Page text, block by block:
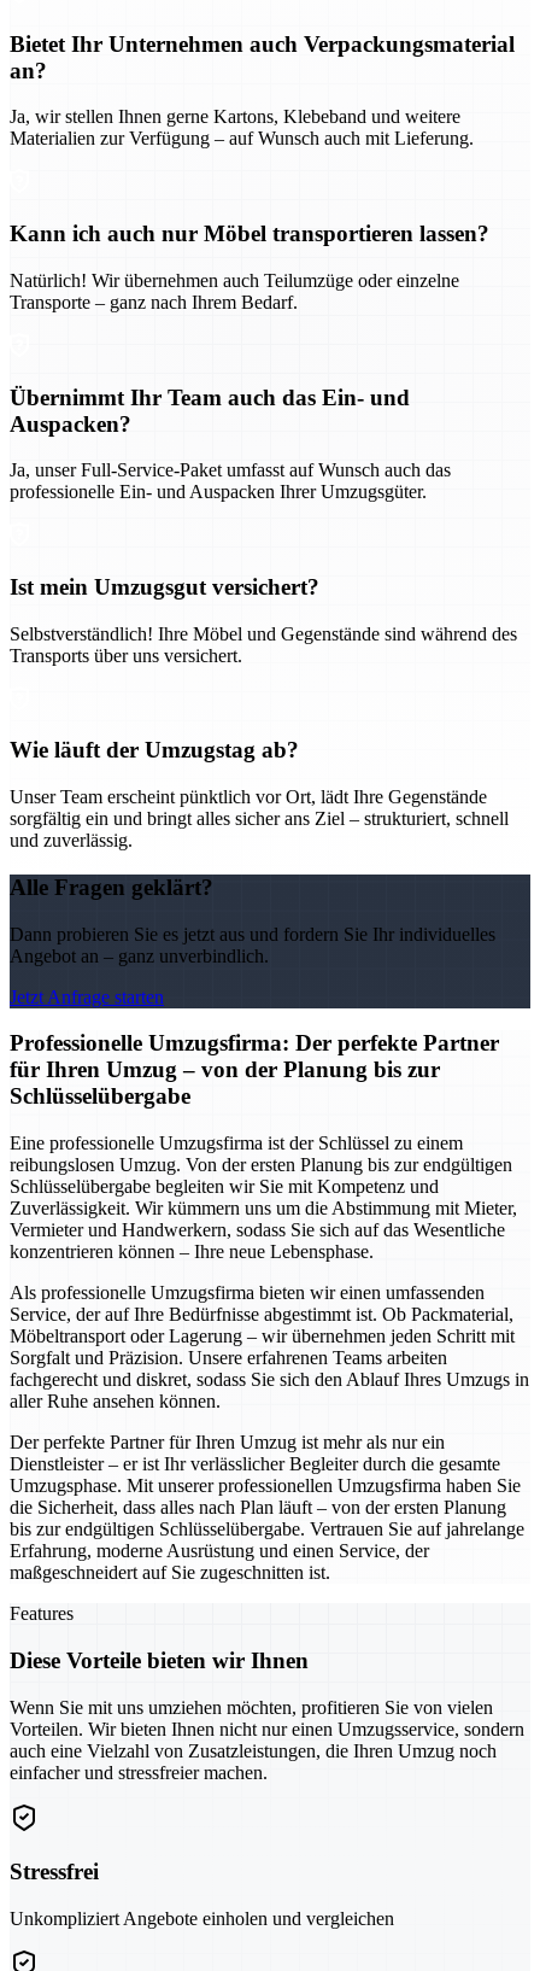
Bietet Ihr Unternehmen auch Verpackungsmaterial
an?
Ja, wir stellen Ihnen gerne Kartons, Klebeband und weitere
Materialien zur Verfügung – auf Wunsch auch mit Lieferung.
Kann ich auch nur Möbel transportieren lassen?
Natürlich! Wir übernehmen auch Teilumzüge oder einzelne
Transporte – ganz nach Ihrem Bedarf.
Übernimmt Ihr Team auch das Ein- und
Auspacken?
Ja, unser Full-Service-Paket umfasst auf Wunsch auch das
professionelle Ein- und Auspacken Ihrer Umzugsgüter.
Ist mein Umzugsgut versichert?
Selbstverständlich! Ihre Möbel und Gegenstände sind während des
Transports über uns versichert.
Wie läuft der Umzugstag ab?
Unser Team erscheint pünktlich vor Ort, lädt Ihre Gegenstände
sorgfältig ein und bringt alles sicher ans Ziel – strukturiert, schnell
und zuverlässig.
Alle Fragen geklärt?
Dann probieren Sie es jetzt aus und fordern Sie Ihr individuelles
Angebot an – ganz unverbindlich.
Jetzt Anfrage starten
Professionelle Umzugsfirma: Der perfekte Partner
für Ihren Umzug – von der Planung bis zur
Schlüsselübergabe
Eine professionelle Umzugsfirma ist der Schlüssel zu einem
reibungslosen Umzug. Von der ersten Planung bis zur endgültigen
Schlüsselübergabe begleiten wir Sie mit Kompetenz und
Zuverlässigkeit. Wir kümmern uns um die Abstimmung mit Mieter,
Vermieter und Handwerkern, sodass Sie sich auf das Wesentliche
konzentrieren können – Ihre neue Lebensphase.
Als professionelle Umzugsfirma bieten wir einen umfassenden
Service, der auf Ihre Bedürfnisse abgestimmt ist. Ob Packmaterial,
Möbeltransport oder Lagerung – wir übernehmen jeden Schritt mit
Sorgfalt und Präzision. Unsere erfahrenen Teams arbeiten
fachgerecht und diskret, sodass Sie sich den Ablauf Ihres Umzugs in
aller Ruhe ansehen können.
Der perfekte Partner für Ihren Umzug ist mehr als nur ein
Dienstleister – er ist Ihr verlässlicher Begleiter durch die gesamte
Umzugsphase. Mit unserer professionellen Umzugsfirma haben Sie
die Sicherheit, dass alles nach Plan läuft – von der ersten Planung
bis zur endgültigen Schlüsselübergabe. Vertrauen Sie auf jahrelange
Erfahrung, moderne Ausrüstung und einen Service, der
maßgeschneidert auf Sie zugeschnitten ist.
Features
Diese Vorteile bieten wir Ihnen
Wenn Sie mit uns umziehen möchten, profitieren Sie von vielen
Vorteilen. Wir bieten Ihnen nicht nur einen Umzugsservice, sondern
auch eine Vielzahl von Zusatzleistungen, die Ihren Umzug noch
einfacher und stressfreier machen.
Stressfrei
Unkompliziert Angebote einholen und vergleichen